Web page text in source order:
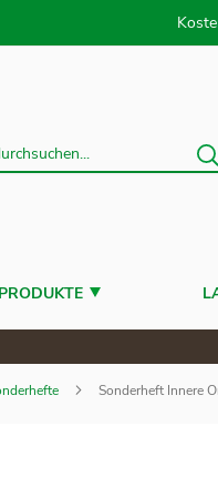
PRODUKTE
Sonderheft Innere